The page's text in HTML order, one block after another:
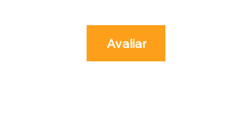
Avaliar